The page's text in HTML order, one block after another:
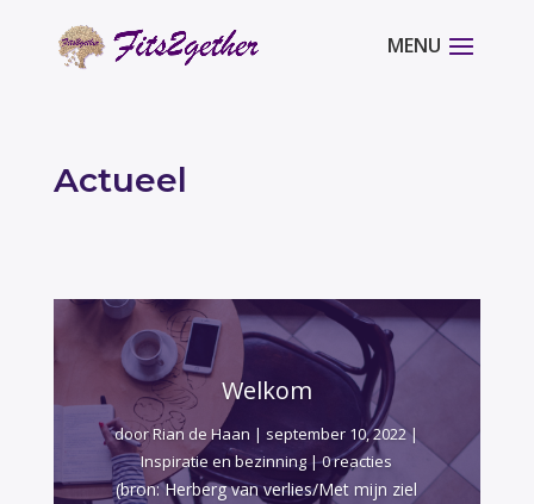
Actueel
Welkom
doorRian de Haan | september 10, 2022|
Inspiratie en bezinning | 0 reacties
(bron: Herberg van verlies/Met mijn ziel